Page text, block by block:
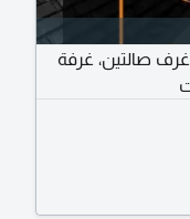
للإيجار في منطقة السلام، دوبلكس يتكون من 5 غرف صالتين، غرفة